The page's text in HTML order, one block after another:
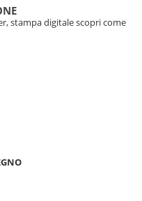
stampa digitale scopri come